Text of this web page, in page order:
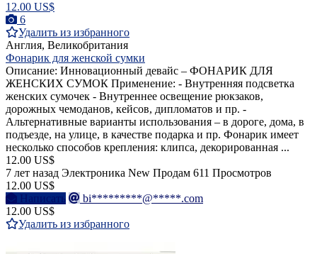
12.00 US$
6
Удалить из избранного
Англия, Великобритания
Фонарик для женской сумки
Описание: Инновационный девайс – ФОНАРИК ДЛЯ
ЖЕНСКИХ СУМОК Применение: - Внутренняя подсветка
женских сумочек - Внутреннее освещение рюкзаков,
дорожных чемоданов, кейсов, дипломатов и пр. -
Альтернативные варианты использования – в дороге, дома, в
подъезде, на улице, в качестве подарка и пр. Фонарик имеет
несколько способов крепления: клипса, декорированная ...
12.00 US$
7 лет назад Электроника New Продам 611 Просмотров
12.00 US$
Написать
bi*********@*****.com
12.00 US$
Удалить из избранного